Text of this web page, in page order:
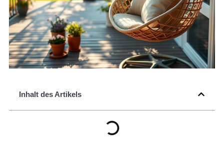
Inhalt des Artikels